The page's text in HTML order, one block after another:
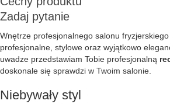
Zadaj pytanie
Wnętrze profesjonalnego salonu fryzjerskiego
profesjonalne, stylowe oraz wyjątkowo
uwadze przedstawiam Tobie profesjonalną
doskonale się sprawdzi w Twoim salonie.
Niebywały styl